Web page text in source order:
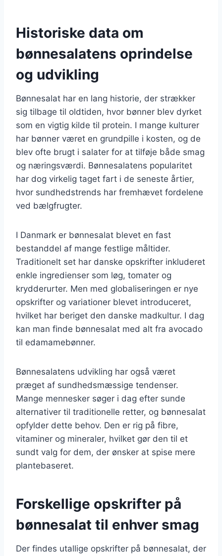
Historiske data om
bønnesalatens oprindelse
og udvikling
Bønnesalat har en lang historie, der strækker
sig tilbage til oldtiden, hvor bønner blev dyrket
som en vigtig kilde til protein. I mange kulturer
har bønner været en grundpille i kosten, og de
blev ofte brugt i salater for at tilføje både smag
og næringsværdi. Bønnesalatens popularitet
har dog virkelig taget fart i de seneste årtier,
hvor sundhedstrends har fremhævet fordelene
ved bælgfrugter.
I Danmark er bønnesalat blevet en fast
bestanddel af mange festlige måltider.
Traditionelt set har danske opskrifter inkluderet
enkle ingredienser som løg, tomater og
krydderurter. Men med globaliseringen er nye
opskrifter og variationer blevet introduceret,
hvilket har beriget den danske madkultur. I dag
kan man finde bønnesalat med alt fra avocado
til edamamebønner.
Bønnesalatens udvikling har også været
præget af sundhedsmæssige tendenser.
Mange mennesker søger i dag efter sunde
alternativer til traditionelle retter, og bønnesalat
opfylder dette behov. Den er rig på fibre,
vitaminer og mineraler, hvilket gør den til et
sundt valg for dem, der ønsker at spise mere
plantebaseret.
Forskellige opskrifter på
bønnesalat til enhver smag
Der findes utallige opskrifter på bønnesalat, der